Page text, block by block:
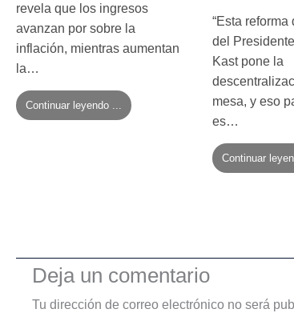
revela que los ingresos
avanzan por sobre la
inflación, mientras aumentan
la…
Continuar leyendo ...
“Esta
del
Kast pone la
mesa, y eso
es…
Continuar
Deja un comentario
Tu dirección de correo electrónico no será